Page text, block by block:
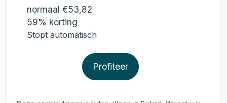
normaal €53,82
59% korting
Stopt automatisch
Profiteer